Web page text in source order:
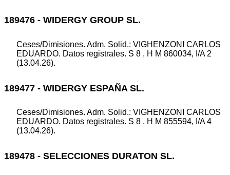
189476 - WIDERGY GROUP SL.
Ceses/Dimisiones. Adm. Solid.: VIGHENZONI CARLOS
EDUARDO. Datos registrales. S 8 , H M 860034, I/A 2
(13.04.26).
189477 - WIDERGY ESPAÑA SL.
Ceses/Dimisiones. Adm. Solid.: VIGHENZONI CARLOS
EDUARDO. Datos registrales. S 8 , H M 855594, I/A 4
(13.04.26).
189478 - SELECCIONES DURATON SL.